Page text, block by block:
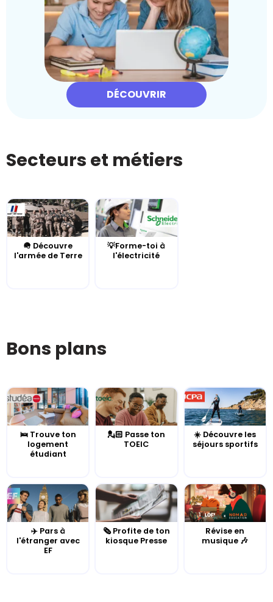
DÉCOUVRIR
Secteurs et métiers
🪖 Découvre
l'armée de Terre
💡Forme-toi à
l'électricité
Bons plans
🛌 Trouve ton
logement
étudiant
💂🏻 Passe ton
TOEIC
☀️ Découvre les
séjours sportifs
✈️ Pars à
l'étranger avec
EF
🗞️ Profite de ton
kiosque Presse
Révise en
musique 🎶